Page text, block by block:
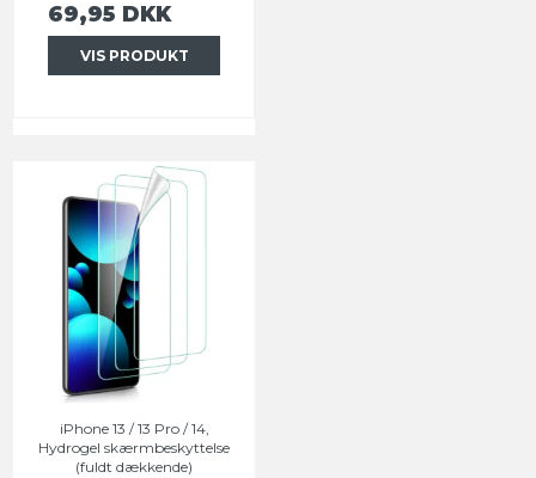
69,95 DKK
VIS PRODUKT
iPhone 13 / 13 Pro / 14,
Hydrogel skærmbeskyttelse
(fuldt dækkende)